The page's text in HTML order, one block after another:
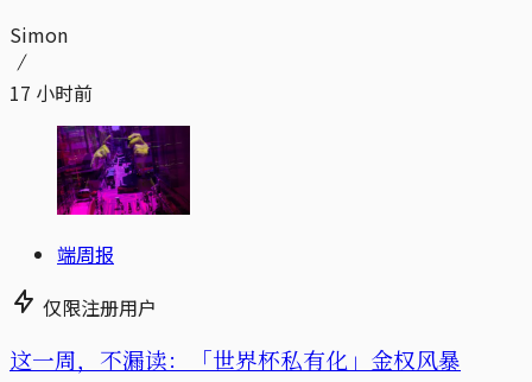
Simon
17 小时前
端周报
仅限注册用户
这一周，不漏读：「世界杯私有化」金权风暴